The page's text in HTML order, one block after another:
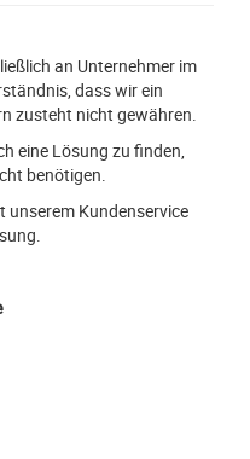
an Unternehmer im
dass wir ein
zusteht nicht gewähren.
eine Lösung zu finden,
benötigen.
unserem Kundenservice